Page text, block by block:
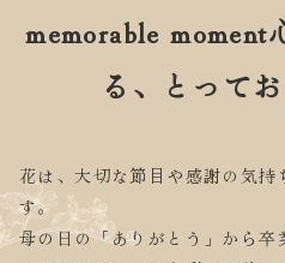
memorable moment
る、とって
花は、大切な節目や感謝の気
す。
母の日の「ありがとう」から卒